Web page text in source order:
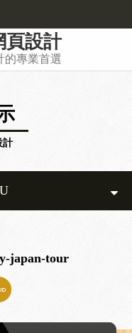
頁設計
的專業首選
計
japan-tour